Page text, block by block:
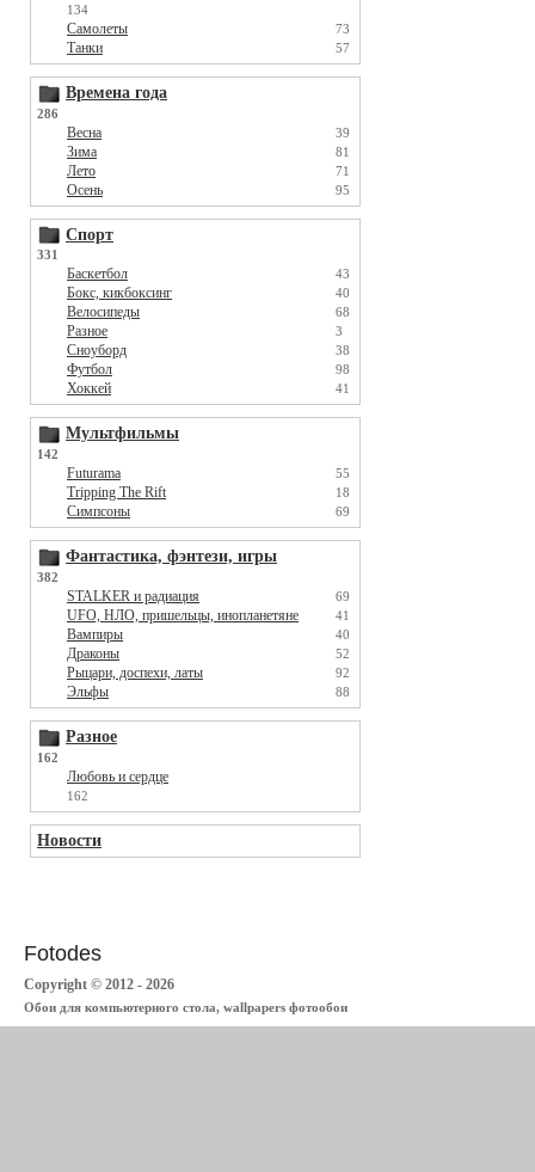
134
Самолеты 73
Танки 57
Времена года
286
Весна 39
Зима 81
Лето 71
Осень 95
Спорт
331
Баскетбол 43
Бокс, кикбоксинг 40
Велосипеды 68
Разное 3
Сноуборд 38
Футбол 98
Хоккей 41
Мультфильмы
142
Futurama 55
Tripping The Rift 18
Симпсоны 69
Фантастика, фэнтези, игры
382
STALKER и радиация 69
UFO, НЛО, пришельцы, инопланетяне 41
Вампиры 40
Драконы 52
Рыцари, доспехи, латы 92
Эльфы 88
Разное
162
Любовь и сердце
162
Новости
Fotodes
Copyright © 2012 - 2026
Обои для компьютерного стола, wallpapers фотообои